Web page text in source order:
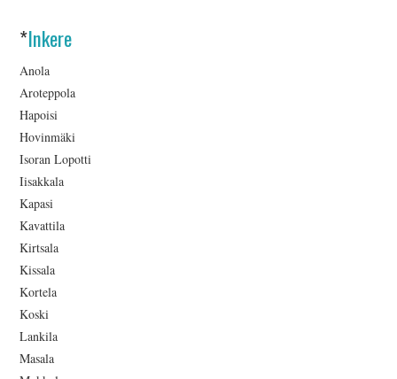
*Inkere
Anola
Aroteppola
Hapoisi
Hovinmäki
Isoran Lopotti
Iisakkala
Kapasi
Kavattila
Kirtsala
Kissala
Kortela
Koski
Lankila
Masala